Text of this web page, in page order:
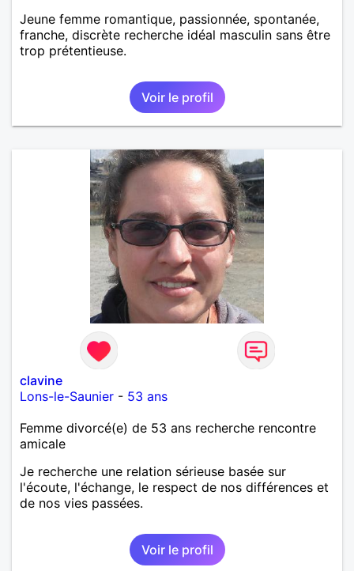
Jeune femme romantique, passionnée, spontanée,
franche, discrète recherche idéal masculin sans être
trop prétentieuse.
Voir le profil
clavine
Lons-le-Saunier - 53 ans
Femme divorcé(e) de 53 ans recherche rencontre
amicale
Je recherche une relation sérieuse basée sur
l'écoute, l'échange, le respect de nos différences et
de nos vies passées.
Voir le profil